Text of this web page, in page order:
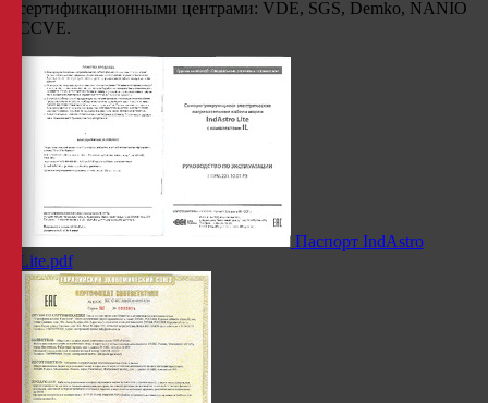
сертификационными центрами: VDE, SGS, Demko, NANIO
CCVE.
Паспорт IndAstro
Lite.pdf